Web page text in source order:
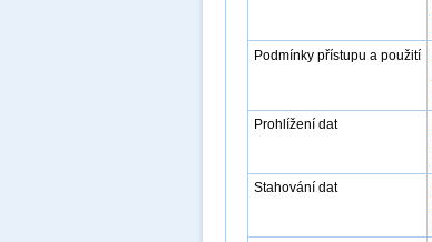
Podmínky přístupu a použití
Prohlížení dat
Stahování dat